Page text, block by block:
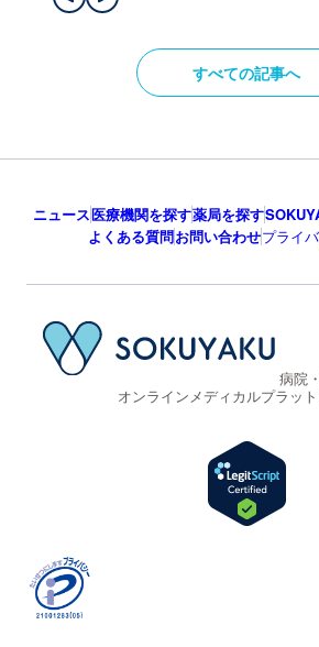
すべての記事へ
ニュース医療機関を探す薬局を探す
よくある質問お問い合わせプライ
病院
オンラインメディカルプラッ